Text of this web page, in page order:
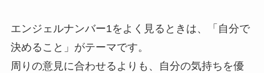
エンジェルナンバー1をよく見るときは、「自分で
決めること」がテーマです。
周りの意見に合わせるよりも、自分の気持ちを優